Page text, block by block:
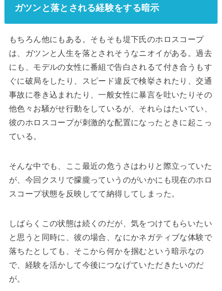
ガツンと落とされる経験をする暗示
もちろん他にもある。そもそも堤下氏のホロスコープ
は、ガツンと人生を落とされそうなニオイがある。過去
にも、モデルの女性に番組で告白されるて付き合うもす
ぐに破局をしたり、スピード違反で検挙されたり、交通
事故に巻き込まれたり、一般女性に暴言を吐いたりその
他色々お騒がせ行動をしているが、それらはたいてい、
彼のホロスコープが刺激的な配置になったときに起こっ
ている。
そんな中でも、ここ最近の危うさはわりと際立っていた
が、今回クスリで朦朧っていうのがいかにも現在のホロ
スコープ状態を反映してて納得してしまった。
しばらくこの状態は続くのだが、気をつけてもらいたい
と思うと同時に、彼の場合、なにかネガティブな体験で
落ちたとしても、そこから何かを掴むという暗示なの
で、経験を活かして今後につなげていただきたいのだ
が。